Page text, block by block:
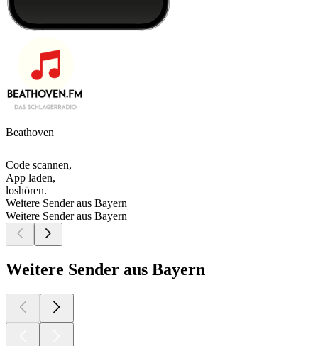
Beathoven
Code scannen,
App laden,
loshören.
Weitere Sender aus Bayern
Weitere Sender aus Bayern
Weitere Sender aus Bayern